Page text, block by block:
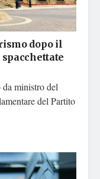
dopo il
ministro del
del Partito